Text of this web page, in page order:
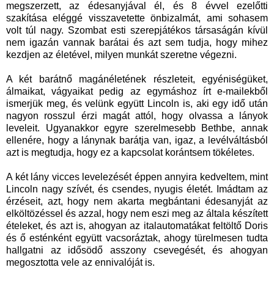
megszerzett, az édesanyjával él, és 8 évvel ezelőtti
szakítása eléggé visszavetette önbizalmát, ami sohasem
volt túl nagy. Szombat esti szerepjátékos társaságán kívül
nem igazán vannak barátai és azt sem tudja, hogy mihez
kezdjen az életével, milyen munkát szeretne végezni.
A két barátnő magánéletének részleteit, egyéniségüket,
álmaikat, vágyaikat pedig az egymáshoz írt e-mailekből
ismerjük meg, és velünk együtt Lincoln is, aki egy idő után
nagyon rosszul érzi magát attól, hogy olvassa a lányok
leveleit. Ugyanakkor egyre szerelmesebb Bethbe, annak
ellenére, hogy a lánynak barátja van, igaz, a levélváltásból
azt is megtudja, hogy ez a kapcsolat korántsem tökéletes.
A két lány vicces levelezését éppen annyira kedveltem, mint
Lincoln nagy szívét, és csendes, nyugis életét. Imádtam az
érzéseit, azt, hogy nem akarta megbántani édesanyját az
elköltözéssel és azzal, hogy nem eszi meg az általa készített
ételeket, és azt is, ahogyan az italautomatákat feltöltő Doris
és ő esténként együtt vacsoráztak, ahogy türelmesen tudta
hallgatni az idősödő asszony csevegését, és ahogyan
megosztotta vele az ennivalóját is.